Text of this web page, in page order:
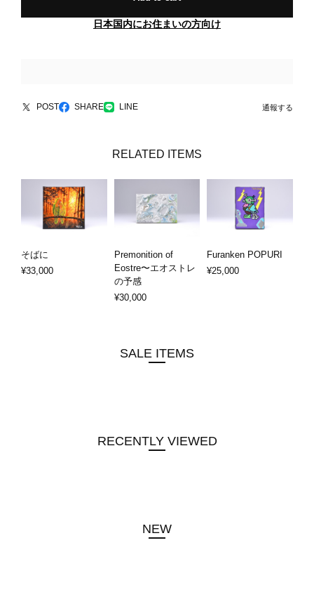
日本国内にお住まいの方向け
POST SHARE LINE 通報する
RELATED ITEMS
そばに
¥33,000
Premonition of
Eostre〜エオストレ
の予感
¥30,000
Furanken POPURI
¥25,000
SALE ITEMS
RECENTLY VIEWED
NEW